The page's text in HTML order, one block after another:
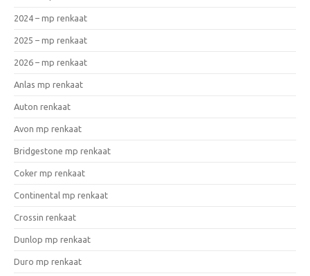
2024 – mp renkaat
2025 – mp renkaat
2026 – mp renkaat
Anlas mp renkaat
Auton renkaat
Avon mp renkaat
Bridgestone mp renkaat
Coker mp renkaat
Continental mp renkaat
Crossin renkaat
Dunlop mp renkaat
Duro mp renkaat